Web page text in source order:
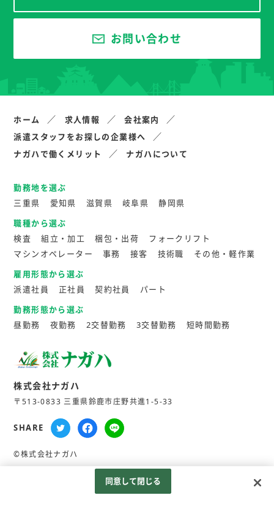
お問い合わせ
ホーム 求人情報
会社案内
派遣スタッフをお探しの企業様へ
ナガハで働くメリット
ナガハについて
勤務地を選ぶ
三重県
愛知県 滋賀県 岐阜県
静岡県
職種から選ぶ
検査
組立・加工 梱包・出荷
フォークリフト
マシンオペレーター
事務 接客 技術職
その他・軽作業
雇用形態から選ぶ
派遣社員
正社員 契約社員
パート
勤務形態から選ぶ
昼勤務
夜勤務 2交替勤務 3交替勤務 短時間勤務
株式会社ナガハ
〒513-0833 三重県鈴鹿市庄野共進1-5-33
SHARE
©株式会社ナガハ
Googleアナリティクスの利用について
同意して閉じる